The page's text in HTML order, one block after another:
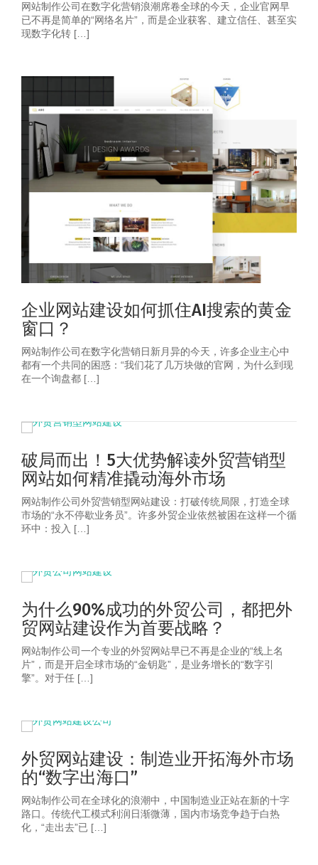
网站制作公司在数字化营销浪潮席卷全球的今天，企业官网早
已不再是简单的“网络名片”，而是企业获客、建立信任、甚至实
现数字化转 […]
企业网站建设如何抓住AI搜索的黄金
窗口？
网站制作公司在数字化营销日新月异的今天，许多企业主心中
都有一个共同的困惑：“我们花了几万块做的官网，为什么到现
在一个询盘都 […]
破局而出！5大优势解读外贸营销型
网站如何精准撬动海外市场
网站制作公司外贸营销型网站建设：打破传统局限，打造全球
市场的“永不停歇业务员”。许多外贸企业依然被困在这样一个循
环中：投入 […]
为什么90%成功的外贸公司，都把外
贸网站建设作为首要战略？
网站制作公司一个专业的外贸网站早已不再是企业的“线上名
片”，而是开启全球市场的“金钥匙”，是业务增长的“数字引
擎”。对于任 […]
外贸网站建设：制造业开拓海外市场
的“数字出海口”
网站制作公司在全球化的浪潮中，中国制造业正站在新的十字
路口。传统代工模式利润日渐微薄，国内市场竞争趋于白热
化，“走出去”已 […]